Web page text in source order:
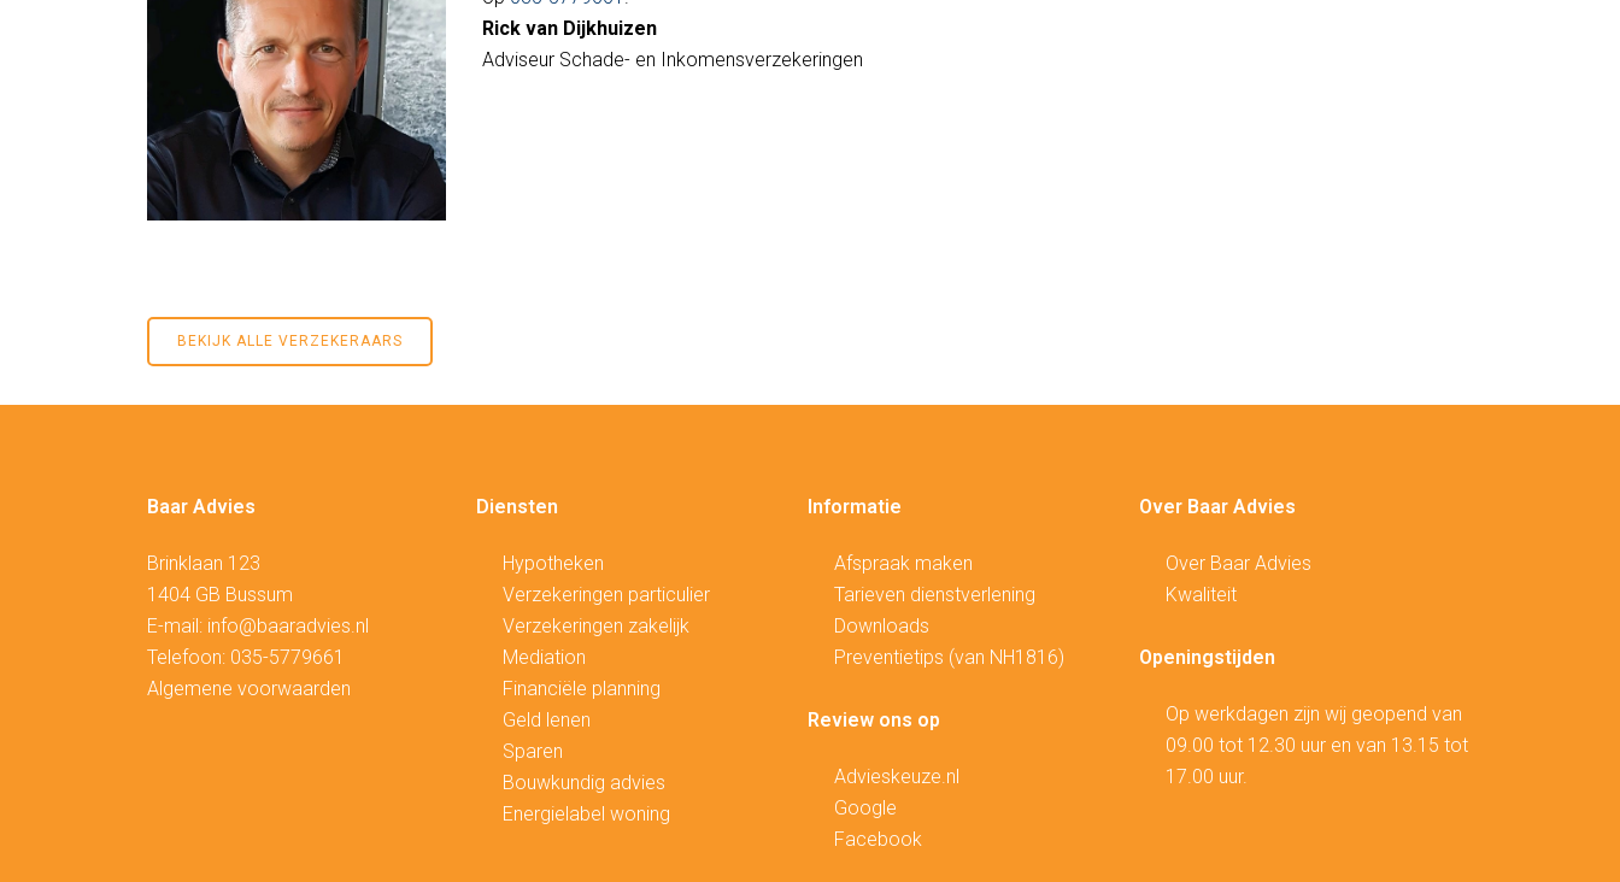
Rick van Dijkhuizen
Adviseur Schade- en Inkomensverzekeringen
BEKIJK ALLE VERZEKERAARS
Baar Advies
Brinklaan 123
1404 GB Bussum
E-mail: info@baaradvies.nl
Telefoon: 035-5779661
Algemene voorwaarden
Diensten
Hypotheken
Verzekeringen particulier
Verzekeringen zakelijk
Mediation
Financiële planning
Geld lenen
Sparen
Bouwkundig advies
Energielabel woning
Informatie
Afspraak maken
Tarieven dienstverlening
Downloads
Preventietips (van NH1816)
Review ons op
Advieskeuze.nl
Google
Facebook
Over Baar Advies
Over Baar Advies
Kwaliteit
Openingstijden
Op werkdagen zijn wij geopend van
09.00 tot 12.30 uur en van 13.15 tot
17.00 uur.